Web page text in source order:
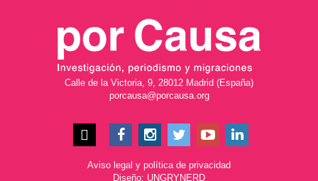
Calle de la Victoria, 9, 28012 Madrid (España)
porcausa@porcausa.org
Aviso legal y política de privacidad
Diseño: UNGRYNERD